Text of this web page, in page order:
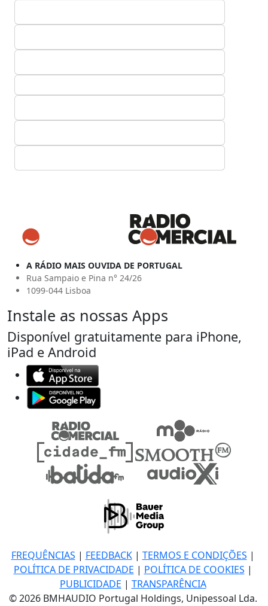
A RÁDIO MAIS OUVIDA DE PORTUGAL
Rua Sampaio e Pina n° 24/26
1099-044 Lisboa
Instale as nossas Apps
Disponível gratuitamente para iPhone,
iPad e Android
FREQUÊNCIAS | FEEDBACK| TERMOS E CONDIÇÕES |
POLÍTICA DE PRIVACIDADE | POLÍTICA DE COOKIES |
PUBLICIDADE | TRANSPARÊNCIA
© 2026 BMHAUDIO Portugal Holdings, Unipessoal Lda.